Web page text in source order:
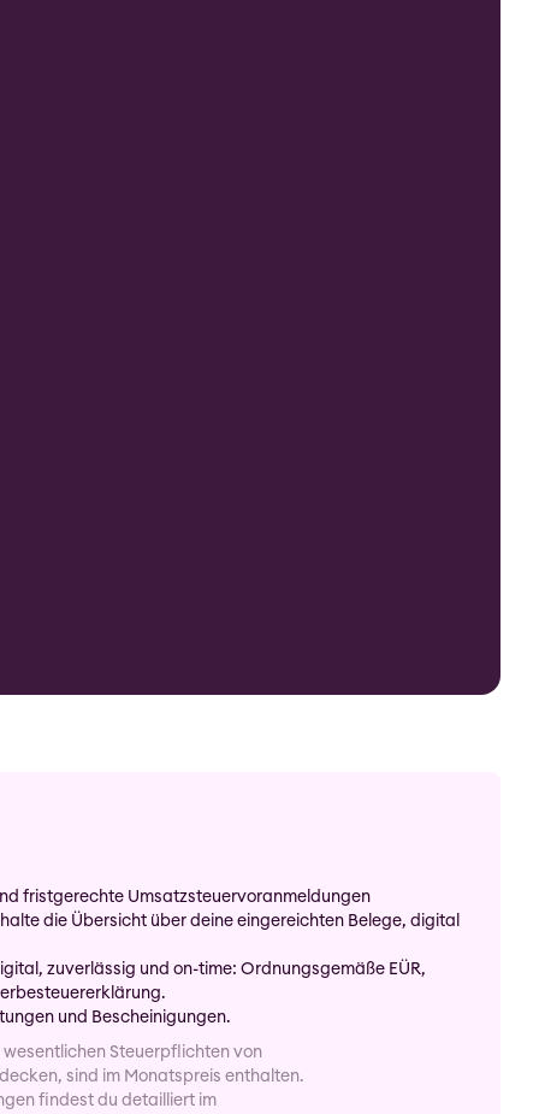
fristgerechte Umsatzsteuervoranmeldungen
die Übersicht über deine eingereichten Belege, digital
zuverlässig und on-time: Ordnungsgemäße EÜR,
und Bescheinigungen.
Steuerpflichten von
sind im Monatspreis enthalten.
Alle anderen Leistungen findest du detailliert im